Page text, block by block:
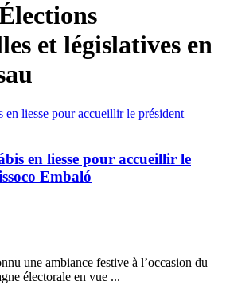
et législatives en
en liesse pour accueillir le
Embaló
une ambiance festive à l’occasion du
électorale en vue ...